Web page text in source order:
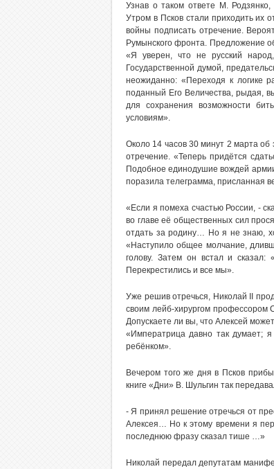
Узнав о таком ответе М.
Утром в Псков стали приходить их
войны подписать отречение.
Румынского фронта. Предложение
«Я уверен, что не русский
Государственной думой,
неожиданно: «Переходя к логике
поданный Его Величества, рыдая,
для сохранения возможности
условиям».
Около 14 часов 30 минут 2 марта об
отречение. «Теперь придётся
Подобное единодушие вождей
поразила телеграмма, присланная
«Если я помеха счастью России, -
во главе её общественных сил
отдать за родину… Но я не знаю,
«Наступило общее молчание,
голову. Затем он встал и сказал:
Перекрестились и все мы».
Уже решив отречься, Николай II
своим лейб-хирургом профессором
Допускаете ли вы, что Алексей
«Императрица давно так думает;
ребёнком».
Вечером того же дня в Псков
книге «Дни» В. Шульгин так
- Я принял решение отречься от
Алексея… Но к этому времени я
последнюю фразу сказал тише …»
Николай передал депутатам